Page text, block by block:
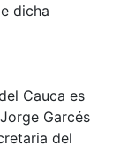
dicha
Cauca es
Garcés
del